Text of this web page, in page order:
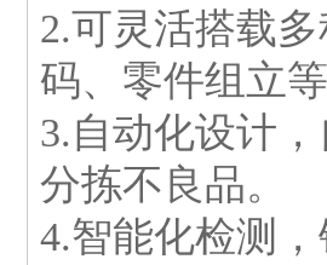
2.可灵活搭载
码、零件组立
3.自动化设计
分拣不良品。
4.智能化检测